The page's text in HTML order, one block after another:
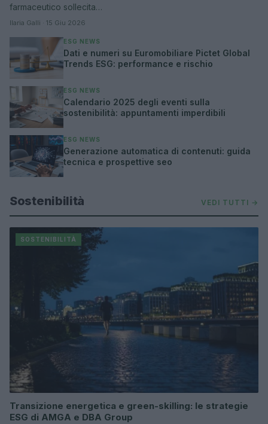
farmaceutico sollecita…
Ilaria Galli · 15 Giu 2026
ESG NEWS
Dati e numeri su Euromobiliare Pictet Global
Trends ESG: performance e rischio
ESG NEWS
Calendario 2025 degli eventi sulla
sostenibilità: appuntamenti imperdibili
ESG NEWS
Generazione automatica di contenuti: guida
tecnica e prospettive seo
Sostenibilità VEDI TUTTI →
SOSTENIBILITÀ
Transizione energetica e green-skilling: le strategie
ESG di AMGA e DBA Group